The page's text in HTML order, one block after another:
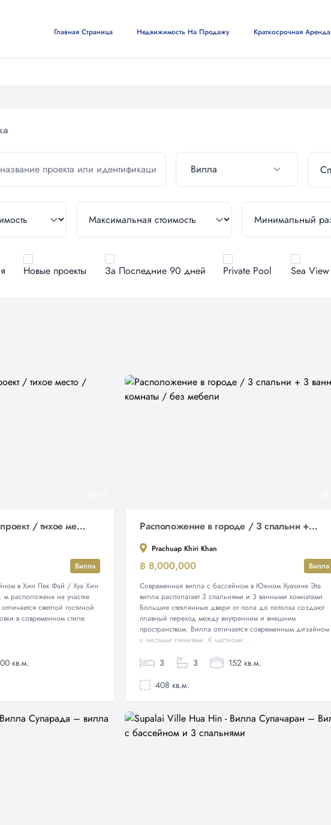
Главная Страница Недвижимость На Продажу Краткосрочная Аренда
Вилла
Новые проекты За Последние 90 дней Private Pool Sea View
Новый строительный проект / тихое место / частный бассейн
Вилла
в Хин Лек Фай / Хуа Хин
расположена на участке
светлой гостиной
в современном стиле.
кв.м.
Расположение в городе / 3 спальни + 3 ванные комнаты / без мебели
Prachuap Khiri Khan
฿ 8,000,000
Вилла
Современная вилла с бассейном в Южном Хуахине Эта
вилла располагает 3 спальнями и 3 ванными комнатами.
Большие стеклянные двери от пола до потолка создают
плавный переход между внутренним и внешним
пространством. Вилла отличается современным дизайном
с чистыми линиями. К частному...
3 3
152 кв.м.
408 кв.м.